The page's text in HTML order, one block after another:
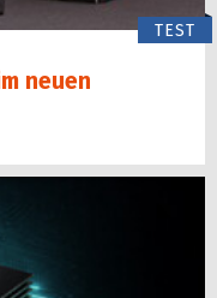
TEST
neuen